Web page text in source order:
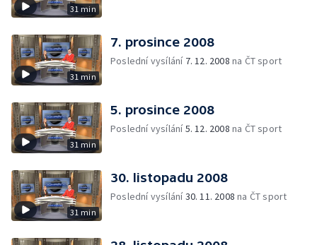
31 min
31 min
7. prosince 2008
Poslední vysílání 7. 12. 2008 na ČT sport
31 min
5. prosince 2008
Poslední vysílání5. 12. 2008 na ČT sport
31 min
30. listopadu 2008
Poslední vysílání30. 11. 2008 na ČT sport